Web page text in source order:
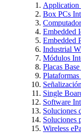
Application
Box PCs
Embedded
Embedded
Industrial
Módulos
Placas
Single
Software
Soluciones
Soluciones
Wireless